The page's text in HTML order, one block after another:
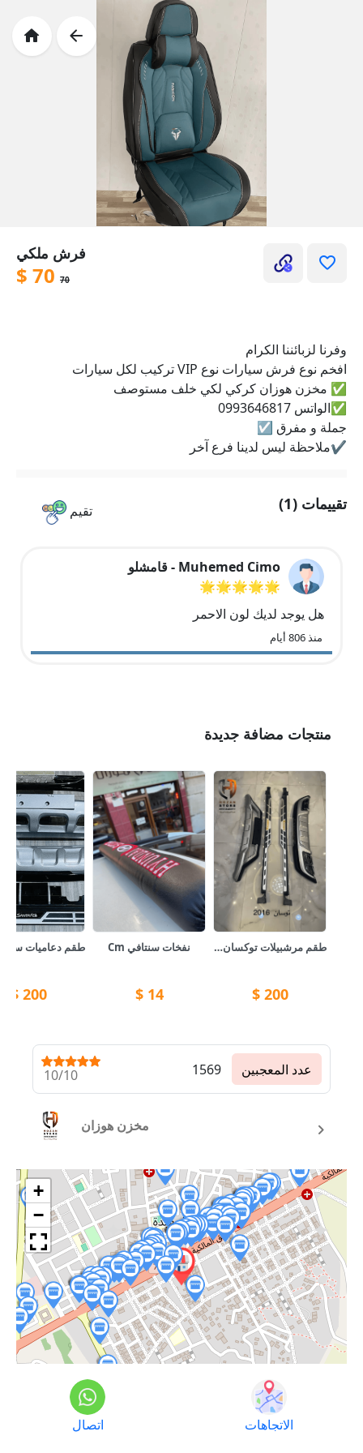
فرش ملكي
$ 70 70
وفرنا لزبائننا الكرام
افخم نوع فرش سيارات نوع VIP تركيب لكل سيارات
✅ مخزن هوزان كركي لكي خلف مستوصف
✅الواتس 0993646817
جملة و مفرق ☑️
✔️ملاحظة ليس لدينا فرع آخر
تقيم تقييمات (1)
Muhemed Cimo - قامشلو
🌟🌟🌟🌟🌟
هل يوجد لديك لون الاحمر
منذ 806 أيام
منتجات مضافة جديدة
طقم مرشبيلات توكسان مع طقم دعاميات امامي و خلفي 🚙
200
$
نفخات سنتافي Cm
14
$
200
$
10/10 1569 عدد المعجبين
مخزن هوزان
+
−
اتصال الاتجاهات